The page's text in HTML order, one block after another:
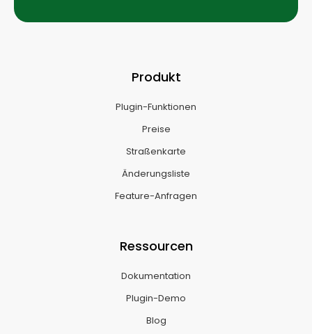
Produkt
Plugin-Funktionen
Preise
Straßenkarte
Änderungsliste
Feature-Anfragen
Ressourcen
Dokumentation
Plugin-Demo
Blog